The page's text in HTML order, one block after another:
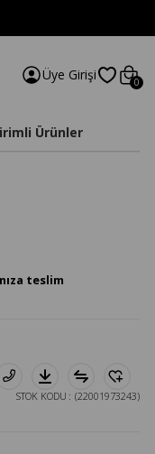
Üye Girişi 0
Ürünler
teslim
(22001973243)
STOK KODU